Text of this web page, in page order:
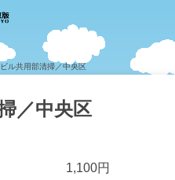
ル共用部清掃／中央区
／中央区
1,100円